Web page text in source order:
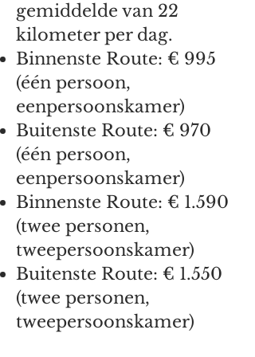
gemiddelde van 22
kilometer per dag.
Binnenste Route: € 995
(één persoon,
eenpersoonskamer)
Buitenste Route: € 970
(één persoon,
eenpersoonskamer)
Binnenste Route: € 1.590
(twee personen,
tweepersoonskamer)
Buitenste Route: € 1.550
(twee personen,
tweepersoonskamer)